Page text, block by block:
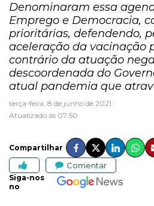
Denominaram essa
Emprego e Democracia,
prioritárias, defendendo,
aceleração da vacinação
contrário da atuação
descoordenada do
atual pandemia que
terça-feira, 8 de junho de 2021
Atualizado às 07:50
Compartilhar
Comentar
Siga-nos
no